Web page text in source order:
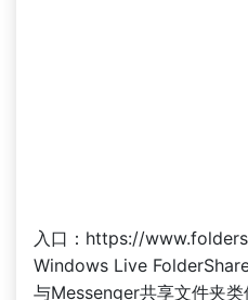
入口：https://
Windows Live
与Messenger共享文件夹